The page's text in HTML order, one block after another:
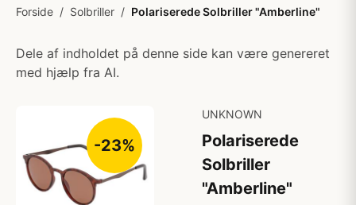
Forside / Solbriller / Polariserede Solbriller "Amberline"
Dele af indholdet på denne side kan være genereret
med hjælp fra AI.
-23%
UNKNOWN
Polariserede
Solbriller
"Amberline"